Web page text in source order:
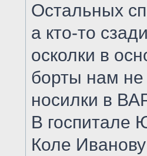
Остальных
а кто-то
осколки в
борты нам
носилки в
В госпитале
Коле